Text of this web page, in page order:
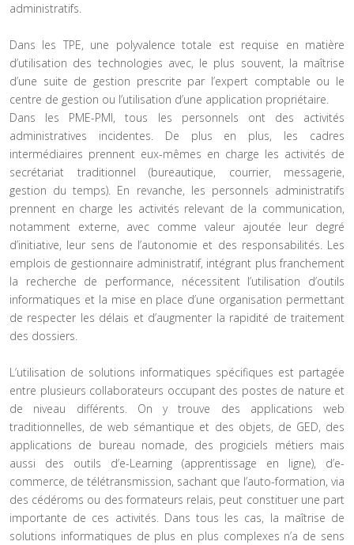
administratifs.
Dans les TPE, une polyvalence totale est requise en matière
d’utilisation des technologies avec, le plus souvent, la maîtrise
d’une suite de gestion prescrite par l’expert comptable ou le
centre de gestion ou l’utilisation d’une application propriétaire.
Dans les PME-PMI, tous les personnels ont des activités
administratives incidentes. De plus en plus, les cadres
intermédiaires prennent eux-mêmes en charge les activités de
secrétariat traditionnel (bureautique, courrier, messagerie,
gestion du temps). En revanche, les personnels administratifs
prennent en charge les activités relevant de la communication,
notamment externe, avec comme valeur ajoutée leur degré
d’initiative, leur sens de l’autonomie et des responsabilités. Les
emplois de gestionnaire administratif, intégrant plus franchement
la recherche de performance, nécessitent l’utilisation d’outils
informatiques et la mise en place d’une organisation permettant
de respecter les délais et d’augmenter la rapidité de traitement
des dossiers.
L’utilisation de solutions informatiques spécifiques est partagée
entre plusieurs collaborateurs occupant des postes de nature et
de niveau différents. On y trouve des applications web
traditionnelles, de web sémantique et des objets, de GED, des
applications de bureau nomade, des progiciels métiers mais
aussi des outils d’e-Learning (apprentissage en ligne), d’e-
commerce, de télétransmission, sachant que l’auto-formation, via
des cédéroms ou des formateurs relais, peut constituer une part
importante de ces activités. Dans tous les cas, la maîtrise de
solutions informatiques de plus en plus complexes n’a de sens